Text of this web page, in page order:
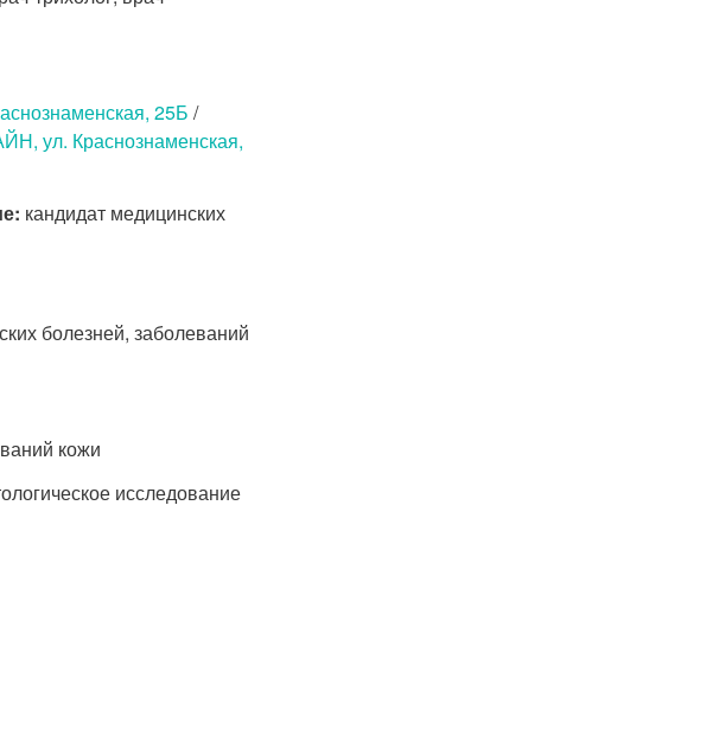
25Б /
ул. Краснознаменская,
кандидат медицинских
болезней, заболеваний
кожи
исследование